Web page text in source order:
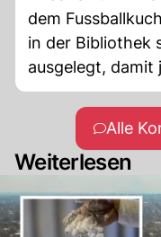
dem
in der Bibliothek
ausgelegt, damit
kann.
Alle
Weiterlesen